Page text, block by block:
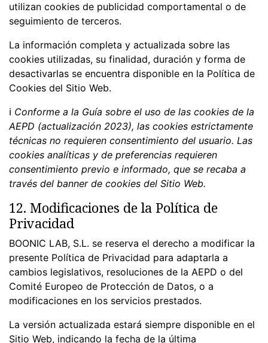
utilizan cookies de publicidad comportamental o de
seguimiento de terceros.
La información completa y actualizada sobre las
cookies utilizadas, su finalidad, duración y forma de
desactivarlas se encuentra disponible en la Política de
Cookies del Sitio Web.
ℹ Conforme a la Guía sobre el uso de las cookies de la
AEPD (actualización 2023), las cookies estrictamente
técnicas no requieren consentimiento del usuario. Las
cookies analíticas y de preferencias requieren
consentimiento previo e informado, que se recaba a
través del banner de cookies del Sitio Web.
12. Modificaciones de la Política de
Privacidad
BOONIC LAB, S.L. se reserva el derecho a modificar la
presente Política de Privacidad para adaptarla a
cambios legislativos, resoluciones de la AEPD o del
Comité Europeo de Protección de Datos, o a
modificaciones en los servicios prestados.
La versión actualizada estará siempre disponible en el
Sitio Web, indicando la fecha de la última